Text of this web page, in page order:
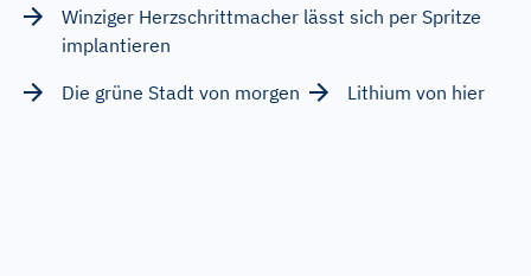
Winziger Herzschrittmacher lässt sich per Spritze
implantieren
Die grüne Stadt von morgen
Lithium von hier